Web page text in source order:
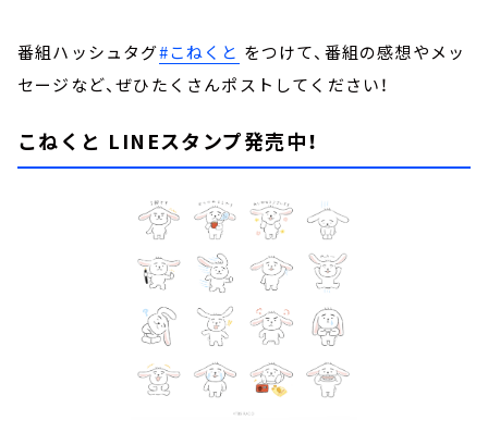
番組ハッシュタグ#こねくと をつけて、番組の感想やメッ
セージなど、ぜひたくさんポストしてください！
こねくと LINEスタンプ発売中！